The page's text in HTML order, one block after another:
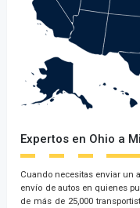
Expertos en Ohio a
Cuando necesitas enviar un
envío de autos en quienes
de más de 25,000